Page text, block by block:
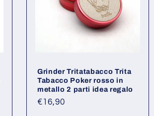
Grinder Tritatabacco Trita
Tabacco Poker rosso in
metallo 2 parti idea regalo
Prezzo
€16,90